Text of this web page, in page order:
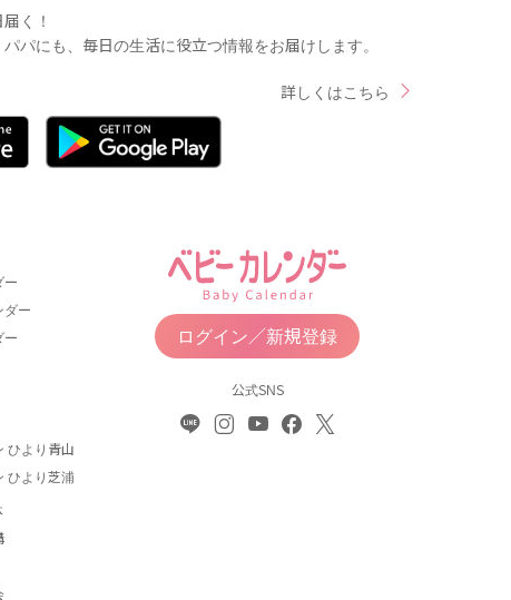
く！
パにも、毎日の生活に役立つ情報をお届けします。
詳しくはこちら
ー
ダー
ー
ひより青山
ひより芝浦
ログイン／新規登録
公式SNS